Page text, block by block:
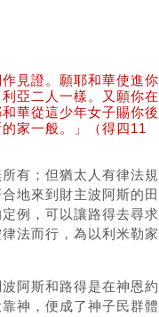
見證。願耶和華使進你
亞二人一樣。又願你在
華從這少年女子賜你後
家一般。」（得四11
有；但猶太人有律法規
地來到財主波阿斯的田
例，可以讓路得去尋求
法而行，為以利米勒家
阿斯和路得是在神恩約
神，便成了神子民群體